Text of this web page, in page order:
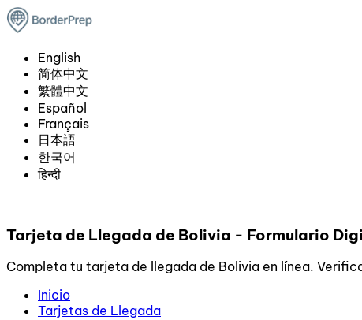
English
简体中文
繁體中文
Español
Français
日本語
한국어
हिन्दी
Tarjeta de Llegada de Bolivia - Formulario
Completa tu tarjeta de llegada de Bolivia en línea.
Inicio
Tarjetas de Llegada